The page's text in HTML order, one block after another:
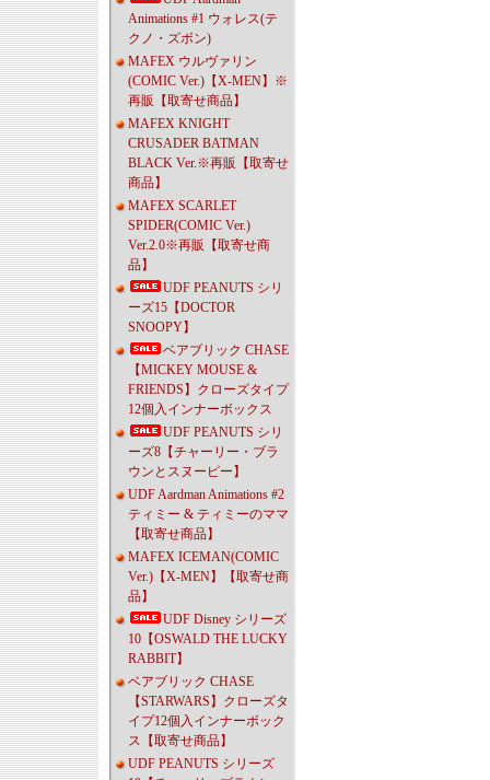
Animations #1 ウォレス(テ
クノ・ズボン)
MAFEX ウルヴァリン
(COMIC Ver.)【X-MEN】※
再販【取寄せ商品】
MAFEX KNIGHT
CRUSADER BATMAN
BLACK Ver.※再販【取寄せ
商品】
MAFEX SCARLET
SPIDER(COMIC Ver.)
Ver.2.0※再販【取寄せ商
品】
UDF PEANUTS シリ
ーズ15【DOCTOR
SNOOPY】
ベアブリック CHASE
【MICKEY MOUSE &
FRIENDS】クローズタイプ
12個入インナーボックス
UDF PEANUTS シリ
ーズ8【チャーリー・ブラ
ウンとスヌーピー】
UDF Aardman Animations #2
ティミー & ティミーのママ
【取寄せ商品】
MAFEX ICEMAN(COMIC
Ver.)【X-MEN】【取寄せ商
品】
UDF Disney シリーズ
10【OSWALD THE LUCKY
RABBIT】
ベアブリック CHASE
【STARWARS】クローズタ
イプ12個入インナーボック
ス【取寄せ商品】
UDF PEANUTS シリーズ